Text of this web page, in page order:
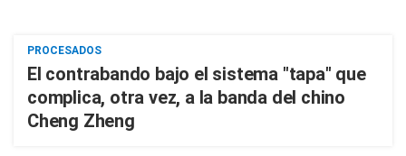
PROCESADOS
El contrabando bajo el sistema "tapa" que
complica, otra vez, a la banda del chino
Cheng Zheng